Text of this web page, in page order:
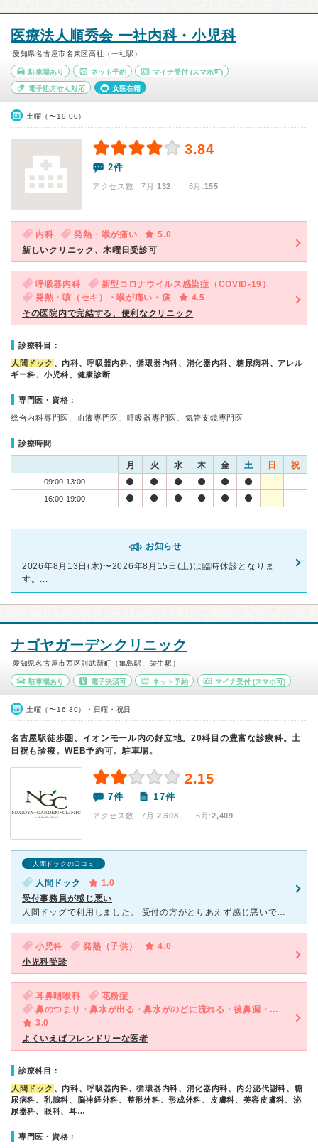
医療法人順秀会 一社内科・小児科
愛知県名古屋市名東区高社（一社駅）
駐車場あり ネット予約 マイナ受付 (スマホ可)
電子処方せん対応 女医在籍
土曜（〜19:00）
3.84
2件
アクセス数 7月:132 | 6月:155
内科 発熱・喉が痛い
5.0
新しいクリニック、木曜日受診可
呼吸器内科
新型コロナウイルス感染症（COVID-19）
発熱・咳（セキ）・喉が痛い・痰
4.5
その医院内で完結する、便利なクリニック
診療科目：
人間ドック 、内科、呼吸器内科、循環器内科、消化器内科、糖尿病科、アレル
ギー科、小児科、健康診断
専門医・資格：
総合内科専門医、血液専門医、呼吸器専門医、気管支鏡専門医
診療時間
月 火 水 木 金 土 日 祝
09:00-13:00
16:00-19:00
お知らせ
2026年8月13日(木)〜2026年8月15日(土)は臨時休診となりま
す。...
ナゴヤガーデンクリニック
愛知県名古屋市西区則武新町（亀島駅、栄生駅）
駐車場あり 電子決済可 ネット予約 マイナ受付 (スマホ可)
土曜（〜16:30）・日曜・祝日
名古屋駅徒歩圏、イオンモール内の好立地。20科目の豊富な診療科。土
日祝も診療。WEB予約可。駐車場。
2.15
7件 17件
アクセス数 7月:2,608 | 6月:2,409
人間ドックの口コミ
人間ドック
1.0
受付事務員が感じ悪い
人間ドッグで利用しました。 受付の方がとりあえず感じ悪いです。言葉使いはきちんとされています。ただ言葉使いが丁寧なだけで感じ悪い言い方です。病院は不安な気持ちで受診している方が多いと思います。もう少
小児科 発熱（子供）
4.0
小児科受診
耳鼻咽喉科
花粉症
鼻のつまり・鼻水が出る・鼻水がのどに流れる・後鼻漏・くしゃみ
3.0
よくいえばフレンドリーな医者
診療科目：
人間ドック 、内科、呼吸器内科、循環器内科、消化器内科、内分泌代謝科、糖
尿病科、乳腺科、脳神経外科、整形外科、形成外科、皮膚科、美容皮膚科、泌
尿器科、眼科、耳…
専門医・資格：